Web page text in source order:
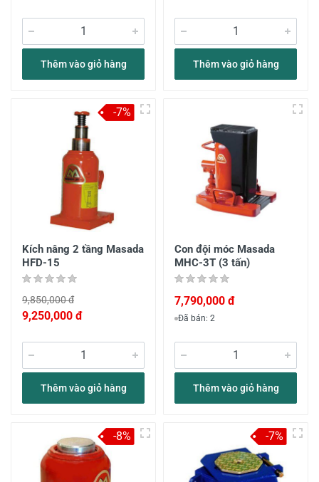
Thêm vào giỏ hàng Thêm vào giỏ hàng
Kích nâng 2 tầng Masada
HFD-15
9,850,000 đ
9,250,000 đ
Thêm vào giỏ hàng
-7%
Con đội móc Masada
MHC-3T (3 tấn)​
7,790,000 đ
Đã bán: 2
Thêm vào giỏ hàng
-8% -7%